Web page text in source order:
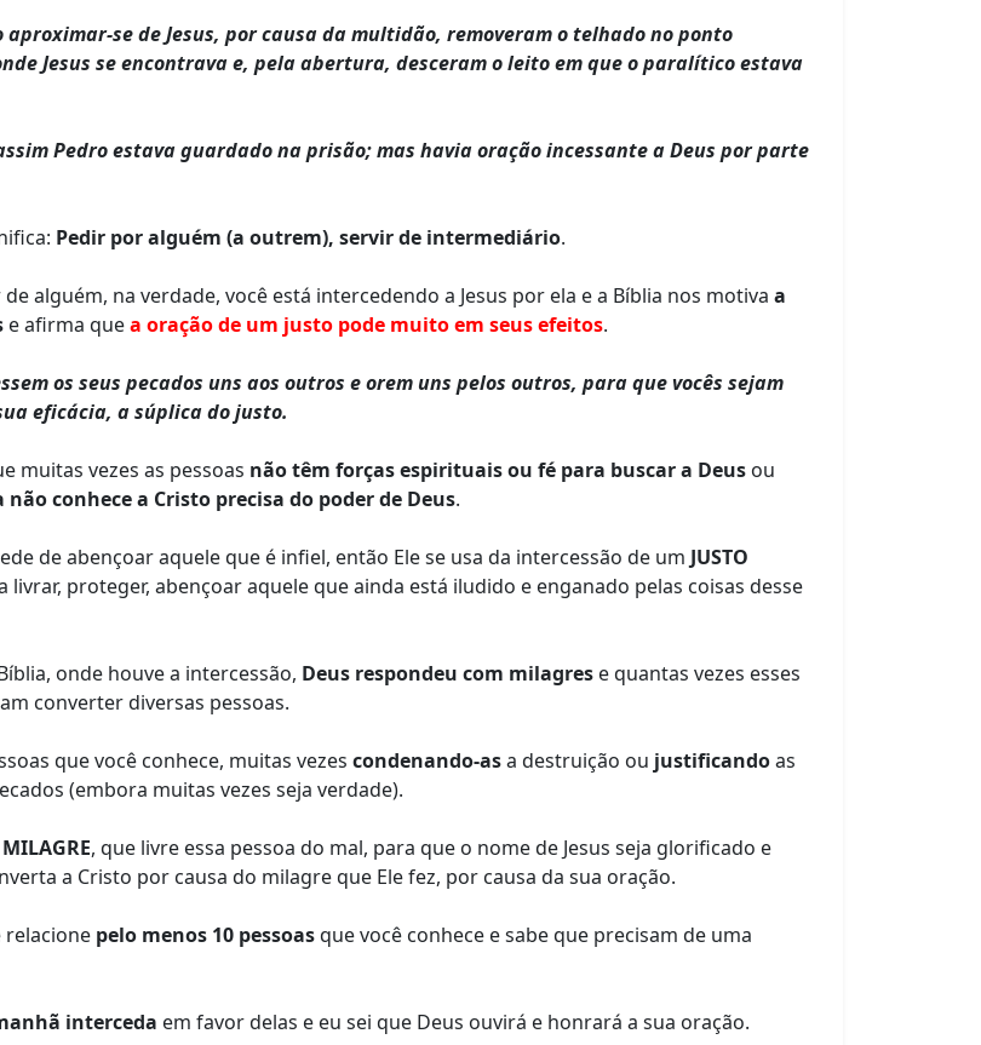
aproximar-se de Jesus, por causa da multidão, removeram o telhado no ponto
Jesus se encontrava e, pela abertura, desceram o leito em que o paralítico estava
Pedro estava guardado na prisão; mas havia oração incessante a Deus por parte
Pedir por alguém (a outrem), servir de intermediário.
alguém, na verdade, você está intercedendo a Jesus por ela e a Bíblia nos motiva a
e afirma quea oração de um justo pode muito em seus efeitos.
os seus pecados uns aos outros e orem uns pelos outros, para que vocês sejam
eficácia, a súplica do justo.
muitas vezes as pessoas não têm forças espirituais ou fé para buscar a Deus ou
conhece a Cristo precisa do poder de Deus.
de abençoar aquele que é infiel, então Ele se usa da intercessão de um JUSTO
proteger, abençoar aquele que ainda está iludido e enganado pelas coisas desse
onde houve a intercessão, Deus respondeu com milagres e quantas vezes esses
converter diversas pessoas.
que você conhece, muitas vezes condenando-asa destruição ou justificandoas
(embora muitas vezes seja verdade).
, que livre essa pessoa do mal, para que o nome de Jesus seja glorificado e
a Cristo por causa do milagre que Ele fez, por causa da sua oração.
relacione pelo menos 10 pessoasque você conhece e sabe que precisam de uma
interceda em favor delas e eu sei que Deus ouvirá e honrará a sua oração.